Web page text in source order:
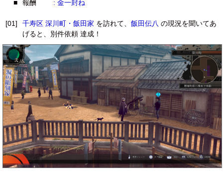
■
報酬 : 金一封ね
[01] 千寿区 深川町・飯田家 を訪れて、 飯田伝八 の現況を聞いてあ
げると、別件依頼 達成！